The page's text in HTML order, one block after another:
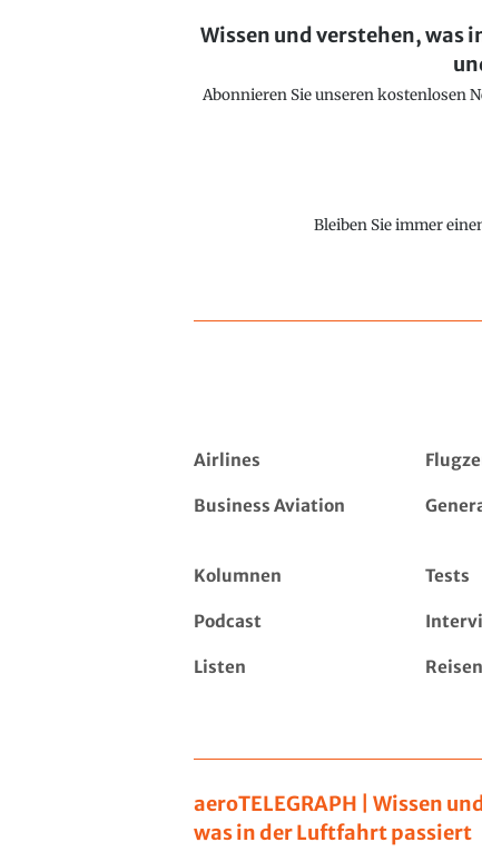
Wissen und verstehen, was
Abonnieren Sie unseren kostenlosen
Bleiben Sie immer
Airlines
Business Aviation
Kolumnen Tests
Podcast
Listen Reisen
aeroTELEGRAPH | Wissen
was in der Luftfahrt passiert